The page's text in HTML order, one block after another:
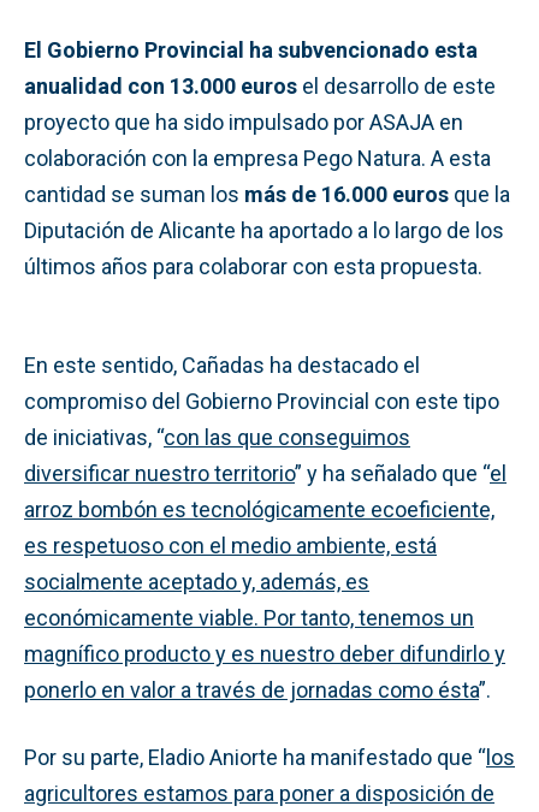
El Gobierno Provincial ha subvencionado esta
anualidad con 13.000 euros el desarrollo de este
proyecto que ha sido impulsado por ASAJA en
colaboración con la empresa Pego Natura. A esta
cantidad se suman los más de 16.000 euros que la
Diputación de Alicante ha aportado a lo largo de los
últimos años para colaborar con esta propuesta.
En este sentido, Cañadas ha destacado el
compromiso del Gobierno Provincial con este tipo
de iniciativas, “con las que conseguimos
diversificar nuestro territorio” y ha señalado que “el
arroz bombón es tecnológicamente ecoeficiente,
es respetuoso con el medio ambiente, está
socialmente aceptado y, además, es
económicamente viable. Por tanto, tenemos un
magnífico producto y es nuestro deber difundirlo y
ponerlo en valor a través de jornadas como ésta”.
Por su parte, Eladio Aniorte ha manifestado que “los
agricultores estamos para poner a disposición de